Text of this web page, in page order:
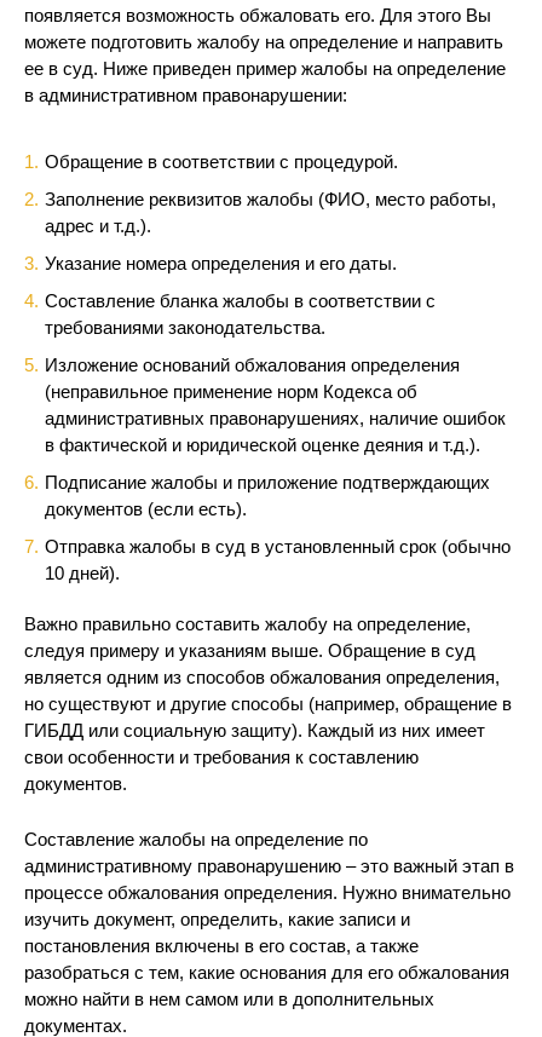
появляется возможность обжаловать его. Для этого Вы
можете подготовить жалобу на определение и направить
ее в суд. Ниже приведен пример жалобы на определение
в административном правонарушении:
Обращение в соответствии с процедурой.
Заполнение реквизитов жалобы (ФИО, место работы,
адрес и т.д.).
Указание номера определения и его даты.
Составление бланка жалобы в соответствии с
требованиями законодательства.
Изложение оснований обжалования определения
(неправильное применение норм Кодекса об
административных правонарушениях, наличие ошибок
в фактической и юридической оценке деяния и т.д.).
Подписание жалобы и приложение подтверждающих
документов (если есть).
Отправка жалобы в суд в установленный срок (обычно
10 дней).
Важно правильно составить жалобу на определение,
следуя примеру и указаниям выше. Обращение в суд
является одним из способов обжалования определения,
но существуют и другие способы (например, обращение в
ГИБДД или социальную защиту). Каждый из них имеет
свои особенности и требования к составлению
документов.
Составление жалобы на определение по
административному правонарушению – это важный этап в
процессе обжалования определения. Нужно внимательно
изучить документ, определить, какие записи и
постановления включены в его состав, а также
разобраться с тем, какие основания для его обжалования
можно найти в нем самом или в дополнительных
документах.